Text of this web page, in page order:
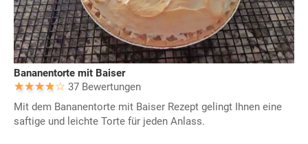
Bananentorte mit Baiser
37 Bewertungen
Mit dem Bananentorte mit Baiser Rezept gelingt Ihnen eine
saftige und leichte Torte für jeden Anlass.